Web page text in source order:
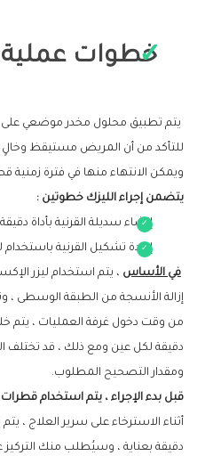
خطوات عملية
يتم تطبيق محلول مخدر موضعي على
للتأكد من أن المريض مستيقظ وخالٍ
ويمكن الانتهاء منها في فترة زمنية قصيرة ،
يتضمن إجراء الليزك خطوتين :
إنشاء سديلة القرنية بأداة
إعادة تشكيل القرنية باستخدام
في الأساس، يتم استخدام ليزر
إزالة الأنسجة من الطبقة الوسطى ،
من وقت دخول غرفة العمليات ، يتم
دقيقة لكل عين ومع ذلك ، قد تختلف
ومقدار التصحيح المطلوب.
قبل بدء الإجراء ، يتم استخدام قطرات
أثناء الاسترخاء على سرير العلاج ،
دقيقة بعناية ، وسيُطلب منك